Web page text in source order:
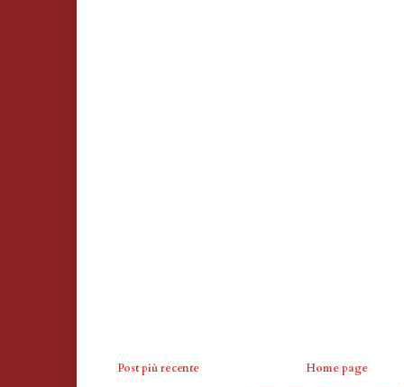
Post più recente
Home page